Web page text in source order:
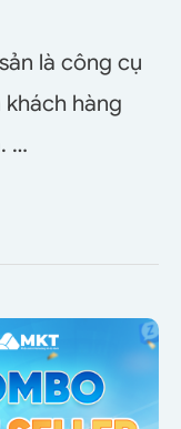
là công cụ
hàng
…